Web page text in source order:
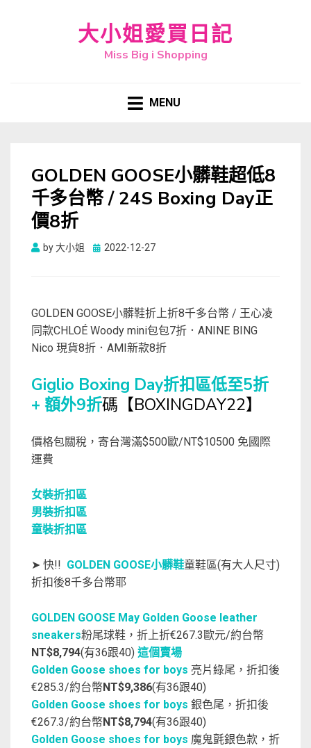
大小姐愛買日記
Miss Big i Shopping
MENU
GOLDEN GOOSE小髒鞋超低8
千多台幣 / 24S Boxing Day正
價8折
by大小姐
Posted
2022-12-27
GOLDEN GOOSE小髒鞋折上折8千多台幣 / 王心凌
同款CHLOÉ Woody mini包包7折．ANINE BING
Nico 現貨8折．AMI新款8折
Giglio Boxing Day折扣區低至5折
+ 額外9折碼【BOXINGDAY22】
價格包關稅，寄台灣滿$500歐/NT$10500 免國際
運費
女裝折扣區
男裝折扣區
童裝折扣區
➤ 快!! GOLDEN GOOSE小髒鞋童鞋區(有大人尺寸)
折扣後8千多台幣耶
GOLDEN GOOSE May Golden Goose leather
sneakers粉尾球鞋，折上折€267.3歐元/約台幣
NT$8,794(有36跟40) 這個賣場
Golden Goose shoes for boys 亮片綠尾，折扣後
€285.3/約台幣NT$9,386(有36跟40)
Golden Goose shoes for boys 銀色尾，折扣後
€267.3/約台幣NT$8,794(有36跟40)
Golden Goose shoes for boys 魔鬼氈銀色款，折